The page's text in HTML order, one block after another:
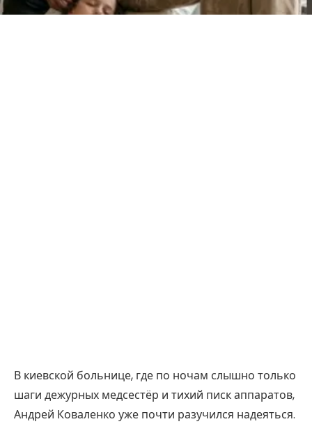
В киевской больнице, где по ночам слышно только
шаги дежурных медсестёр и тихий писк аппаратов,
Андрей Коваленко уже почти разучился надеяться.